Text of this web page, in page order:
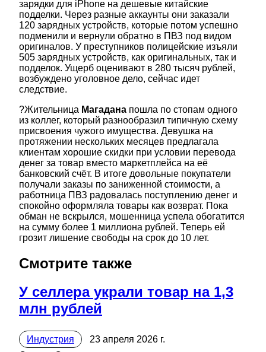
зарядки для iPhone на дешевые китайские
подделки. Через разные аккаунты они заказали
120 зарядных устройств, которые потом успешно
подменили и вернули обратно в ПВЗ под видом
оригиналов. У преступников полицейские изъяли
505 зарядных устройств, как оригинальных, так и
подделок. Ущерб оценивают в 280 тысяч рублей,
возбуждено уголовное дело, сейчас идет
следствие.
?Жительница Магадана пошла по стопам одного
из коллег, который разнообразил типичную схему
присвоения чужого имущества. Девушка на
протяжении нескольких месяцев предлагала
клиентам хорошие скидки при условии перевода
денег за товар вместо маркетплейса на её
банковский счёт. В итоге довольные покупатели
получали заказы по заниженной стоимости, а
работница ПВЗ радовалась поступлению денег и
спокойно оформляла товары как возврат. Пока
обман не вскрылся, мошенница успела обогатится
на сумму более 1 миллиона рублей. Теперь ей
грозит лишение свободы на срок до 10 лет.
Смотрите также
У селлера украли товар на 1,3
млн рублей
Индустрия
23 апреля 2026 г.